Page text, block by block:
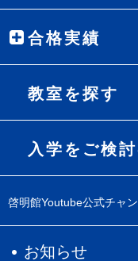
合格実績
教室を探す
入学をご検
啓明館Youtube公式チャ
お知らせ